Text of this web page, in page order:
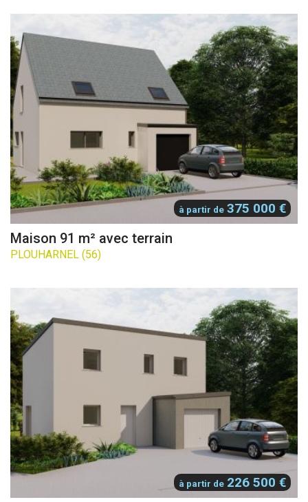
à partir de 375 000 €
Maison 91 m² avec terrain
PLOUHARNEL (56)
à partir de 226 500 €